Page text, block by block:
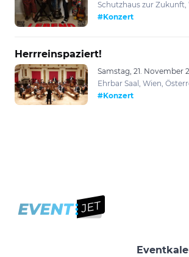
Schutzhaus zur Zukunft,
#Konzert
Herrreinspaziert!
Samstag, 21. November
Ehrbar Saal, Wien,
#Konzert